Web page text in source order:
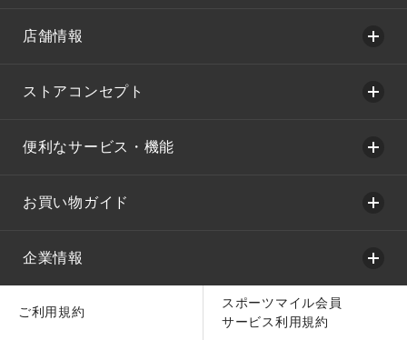
店舗情報
ストアコンセプト
便利なサービス・機能
お買い物ガイド
企業情報
ご利用規約
スポーツマイル会員
サービス利用規約